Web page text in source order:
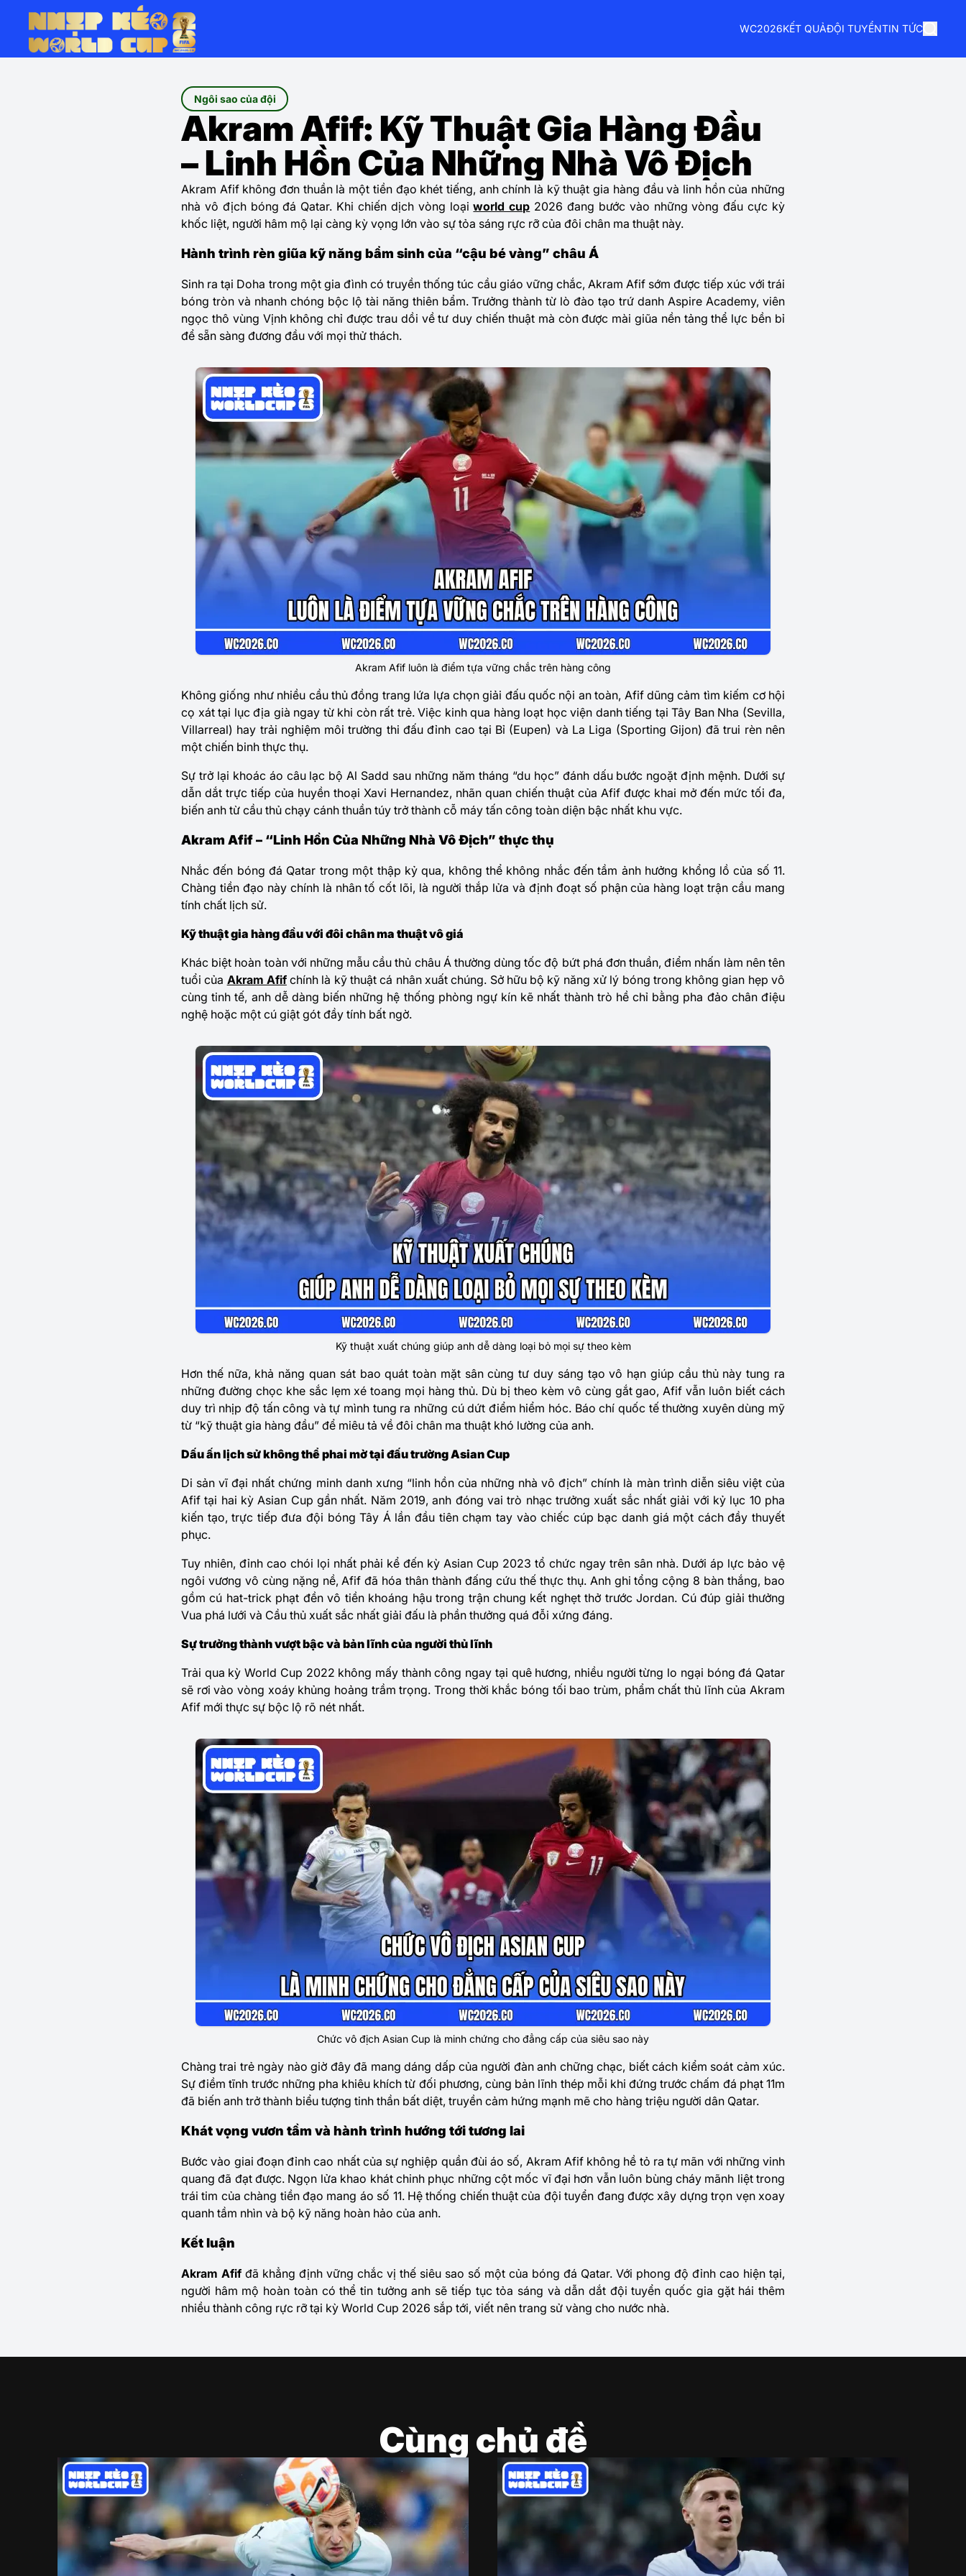
WC2026KẾT QUẢĐỘI TUYỂNTIN TỨC
Ngôi sao của đội
Akram Afif: Kỹ Thuật Gia Hàng Đầu
– Linh Hồn Của Những Nhà Vô Địch
Akram Afif không đơn thuần là một tiền đạo khét tiếng, anh chính là kỹ thuật gia hàng đầu và linh hồn của những
nhà vô địch bóng đá Qatar. Khi chiến dịch vòng loạiworld cup 2026 đang bước vào những vòng đấu cực kỳ
khốc liệt, người hâm mộ lại càng kỳ vọng lớn vào sự tỏa sáng rực rỡ của đôi chân ma thuật này.
Hành trình rèn giũa kỹ năng bẩm sinh của “cậu bé vàng” châu Á
Sinh ra tại Doha trong một gia đình có truyền thống túc cầu giáo vững chắc, Akram Afif sớm được tiếp xúc với trái
bóng tròn và nhanh chóng bộc lộ tài năng thiên bẩm. Trưởng thành từ lò đào tạo trứ danh Aspire Academy, viên
ngọc thô vùng Vịnh không chỉ được trau dồi về tư duy chiến thuật mà còn được mài giũa nền tảng thể lực bền bỉ
để sẵn sàng đương đầu với mọi thử thách.
Akram Afif luôn là điểm tựa vững chắc trên hàng công
Không giống như nhiều cầu thủ đồng trang lứa lựa chọn giải đấu quốc nội an toàn, Afif dũng cảm tìm kiếm cơ hội
cọ xát tại lục địa già ngay từ khi còn rất trẻ. Việc kinh qua hàng loạt học viện danh tiếng tại Tây Ban Nha (Sevilla,
Villarreal) hay trải nghiệm môi trường thi đấu đỉnh cao tại Bỉ (Eupen) và La Liga (Sporting Gijon) đã trui rèn nên
một chiến binh thực thụ.
Sự trở lại khoác áo câu lạc bộ Al Sadd sau những năm tháng “du học” đánh dấu bước ngoặt định mệnh. Dưới sự
dẫn dắt trực tiếp của huyền thoại Xavi Hernandez, nhãn quan chiến thuật của Afif được khai mở đến mức tối đa,
biến anh từ cầu thủ chạy cánh thuần túy trở thành cỗ máy tấn công toàn diện bậc nhất khu vực.
Akram Afif – “Linh Hồn Của Những Nhà Vô Địch” thực thụ
Nhắc đến bóng đá Qatar trong một thập kỷ qua, không thể không nhắc đến tầm ảnh hưởng khổng lồ của số 11.
Chàng tiền đạo này chính là nhân tố cốt lõi, là người thắp lửa và định đoạt số phận của hàng loạt trận cầu mang
tính chất lịch sử.
Kỹ thuật gia hàng đầu với đôi chân ma thuật vô giá
Khác biệt hoàn toàn với những mẫu cầu thủ châu Á thường dùng tốc độ bứt phá đơn thuần, điểm nhấn làm nên tên
tuổi của Akram Afifchính là kỹ thuật cá nhân xuất chúng. Sở hữu bộ kỹ năng xử lý bóng trong không gian hẹp vô
cùng tinh tế, anh dễ dàng biến những hệ thống phòng ngự kín kẽ nhất thành trò hề chỉ bằng pha đảo chân điệu
nghệ hoặc một cú giật gót đầy tính bất ngờ.
Kỹ thuật xuất chúng giúp anh dễ dàng loại bỏ mọi sự theo kèm
Hơn thế nữa, khả năng quan sát bao quát toàn mặt sân cùng tư duy sáng tạo vô hạn giúp cầu thủ này tung ra
những đường chọc khe sắc lẹm xé toang mọi hàng thủ. Dù bị theo kèm vô cùng gắt gao, Afif vẫn luôn biết cách
duy trì nhịp độ tấn công và tự mình tung ra những cú dứt điểm hiểm hóc. Báo chí quốc tế thường xuyên dùng mỹ
từ “kỹ thuật gia hàng đầu” để miêu tả về đôi chân ma thuật khó lường của anh.
Dấu ấn lịch sử không thể phai mờ tại đấu trường Asian Cup
Di sản vĩ đại nhất chứng minh danh xưng “linh hồn của những nhà vô địch” chính là màn trình diễn siêu việt của
Afif tại hai kỳ Asian Cup gần nhất. Năm 2019, anh đóng vai trò nhạc trưởng xuất sắc nhất giải với kỷ lục 10 pha
kiến tạo, trực tiếp đưa đội bóng Tây Á lần đầu tiên chạm tay vào chiếc cúp bạc danh giá một cách đầy thuyết
phục.
Tuy nhiên, đỉnh cao chói lọi nhất phải kể đến kỳ Asian Cup 2023 tổ chức ngay trên sân nhà. Dưới áp lực bảo vệ
ngôi vương vô cùng nặng nề, Afif đã hóa thân thành đấng cứu thế thực thụ. Anh ghi tổng cộng 8 bàn thắng, bao
gồm cú hat-trick phạt đền vô tiền khoáng hậu trong trận chung kết nghẹt thở trước Jordan. Cú đúp giải thưởng
Vua phá lưới và Cầu thủ xuất sắc nhất giải đấu là phần thưởng quá đỗi xứng đáng.
Sự trưởng thành vượt bậc và bản lĩnh của người thủ lĩnh
Trải qua kỳ World Cup 2022 không mấy thành công ngay tại quê hương, nhiều người từng lo ngại bóng đá Qatar
sẽ rơi vào vòng xoáy khủng hoảng trầm trọng. Trong thời khắc bóng tối bao trùm, phẩm chất thủ lĩnh của Akram
Afif mới thực sự bộc lộ rõ nét nhất.
Chức vô địch Asian Cup là minh chứng cho đẳng cấp của siêu sao này
Chàng trai trẻ ngày nào giờ đây đã mang dáng dấp của người đàn anh chững chạc, biết cách kiểm soát cảm xúc.
Sự điềm tĩnh trước những pha khiêu khích từ đối phương, cùng bản lĩnh thép mỗi khi đứng trước chấm đá phạt 11m
đã biến anh trở thành biểu tượng tinh thần bất diệt, truyền cảm hứng mạnh mẽ cho hàng triệu người dân Qatar.
Khát vọng vươn tầm và hành trình hướng tới tương lai
Bước vào giai đoạn đỉnh cao nhất của sự nghiệp quần đùi áo số, Akram Afif không hề tỏ ra tự mãn với những vinh
quang đã đạt được. Ngọn lửa khao khát chinh phục những cột mốc vĩ đại hơn vẫn luôn bùng cháy mãnh liệt trong
trái tim của chàng tiền đạo mang áo số 11. Hệ thống chiến thuật của đội tuyển đang được xây dựng trọn vẹn xoay
quanh tầm nhìn và bộ kỹ năng hoàn hảo của anh.
Kết luận
Akram Afif đã khẳng định vững chắc vị thế siêu sao số một của bóng đá Qatar. Với phong độ đỉnh cao hiện tại,
người hâm mộ hoàn toàn có thể tin tưởng anh sẽ tiếp tục tỏa sáng và dẫn dắt đội tuyển quốc gia gặt hái thêm
nhiều thành công rực rỡ tại kỳ World Cup 2026 sắp tới, viết nên trang sử vàng cho nước nhà.
Cùng chủ đề